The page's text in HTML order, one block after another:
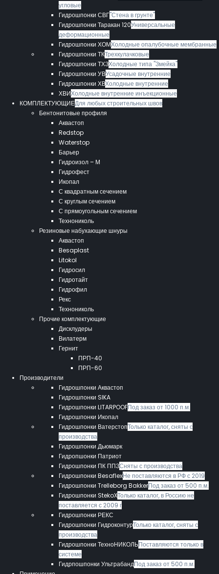
угловые
Гидрошпонки СВГ"Стена в грунте"
Гидрошпонки Таракан 120Универсальные
деформационные
Гидрошпонки ХОМХолодные опалубочные мембранные
Гидрошпонки ТКТрехкулачковые
Гидрошпонки ТХЗХолодные типа "Змейка"
Гидрошпонки УВУсадочные внутренние
Гидрошпонки ХВХолодные внутренние
ХВИХолодные внутренние инъекционные
КОМПЛЕКТУЮЩИЕДля любых строительных швов
Бентонитовые профиля
Аквастоп
Redstop
Waterstop
Барьер
Гидроизол – М
Гидрофест
Икопал
С квадратным сечением
С круглым сечением
С прямоугольным сечением
Технониколь
Резиновые набухающие шнуры
Аквастоп
Besaplast
Litokol
Гидросил
Гидротайт
Гидрофил
Рекс
Технониколь
Прочие комплектующие
Дисклудеры
Вилатерм
Гернит
ПРП-40
ПРП-60
Производители
Гидрошпонки Аквастоп
Гидрошпонки SIKA
Гидрошпонки LITARPOOFПод заказ от 1000 п.м.
Гидрошпонки Икопал
Гидрошпонки ВатерстопТолько каталог, сняты с
производства
Гидрошпонки Дьюмарк
Гидропшонки Патриот
Гидрошпонки ПК ППЗСняты с производства
Гидрошпонки BesaflexНе поставляются в РФ с 2019
Гидрошпонки Trelleborg BakkerПод заказ от 500 п.м.
Гидрошпонки StekoXТолько каталог, в Россию не
поставляется с 2009 г
Гидрошпонки РЕКС
Гидрошпонки ГидроконтурТолько каталог, сняты с
производства
Гидрошпонки ТехноНИКОЛЬПоставляются только в
системе
Гидрпошпонки УльтрабандПод заказ от 500 п.м.